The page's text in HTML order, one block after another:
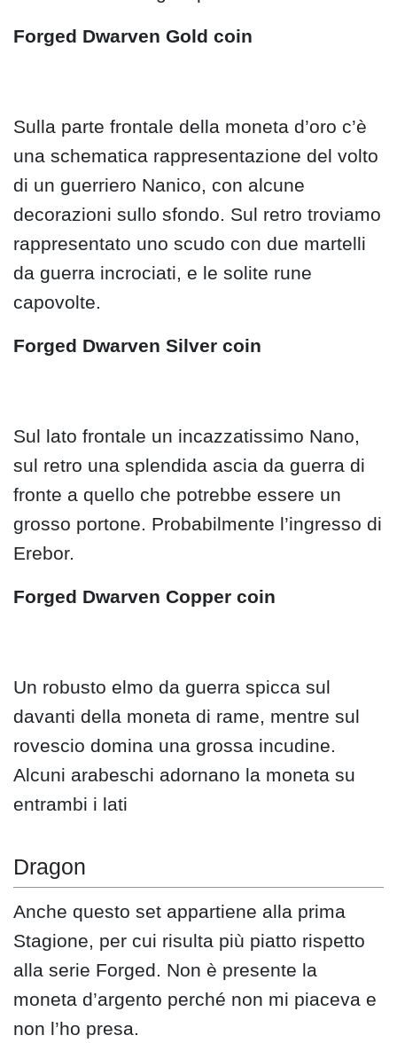
Forged Dwarven Gold coin
Sulla parte frontale della moneta d’oro c’è
una schematica rappresentazione del volto
di un guerriero Nanico, con alcune
decorazioni sullo sfondo. Sul retro troviamo
rappresentato uno scudo con due martelli
da guerra incrociati, e le solite rune
capovolte.
Forged Dwarven Silver coin
Sul lato frontale un incazzatissimo Nano,
sul retro una splendida ascia da guerra di
fronte a quello che potrebbe essere un
grosso portone. Probabilmente l’ingresso di
Erebor.
Forged Dwarven Copper coin
Un robusto elmo da guerra spicca sul
davanti della moneta di rame, mentre sul
rovescio domina una grossa incudine.
Alcuni arabeschi adornano la moneta su
entrambi i lati
Dragon
Anche questo set appartiene alla prima
Stagione, per cui risulta più piatto rispetto
alla serie Forged. Non è presente la
moneta d’argento perché non mi piaceva e
non l’ho presa.